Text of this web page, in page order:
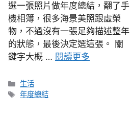
選一張照片做年度總結，翻了手
機相簿，很多海景美照跟虛榮
物，不過沒有一張足夠描述整年
的狀態，最後決定選這張。 關
鍵字大概 … 閱讀更多
分
類
生活
標
年度總結